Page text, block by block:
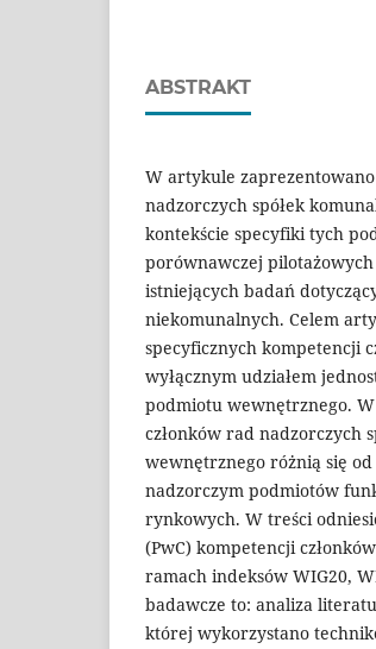
ABSTRAKT
W artykule
nadzorczych spółek
kontekście specyfiki tych
porównawczej
istniejących badań
niekomunalnych. Celem
specyficznych kompetencji
wyłącznym udziałem
podmiotu wewnętrznego.
członków rad nadzorczych
wewnętrznego różnią się
nadzorczym podmiotów
rynkowych. W treści
(PwC) kompetencji
ramach indeksów WIG20,
badawcze to: analiza
której wykorzystano